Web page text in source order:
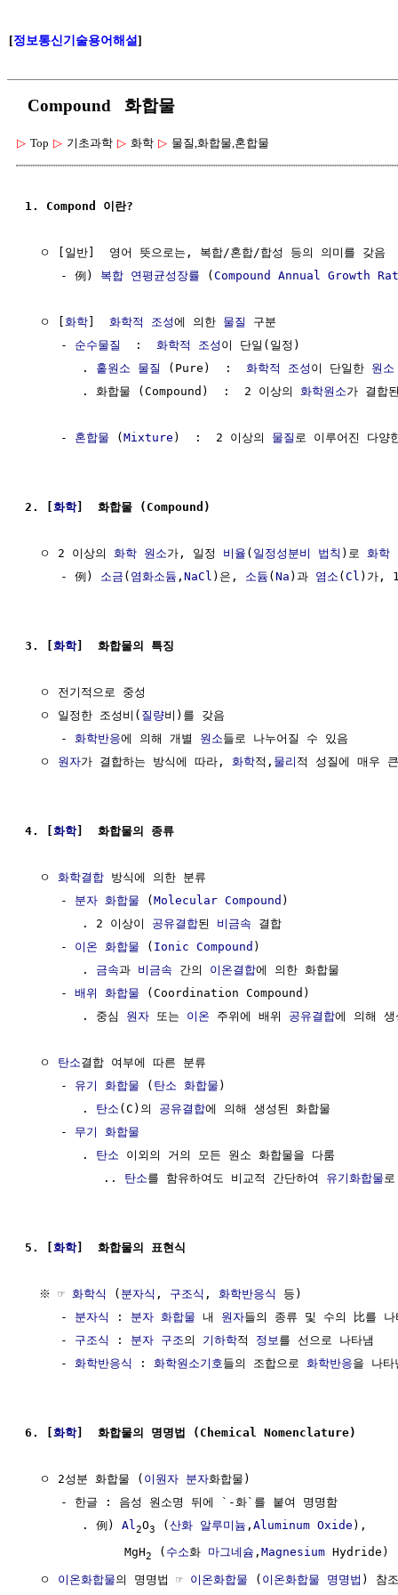
[정보통신기술용어해설]
Compound 화합물
▷ Top ▷ 기초과학 ▷ 화학 ▷ 물질,화합물,혼합물
1. Compond 이란?
  ㅇ [일반]  영어 뜻으로는, 복합/혼합/합성 등의 의미를 갖음
     - 例)
복합 연평균성장률 (Compound Annual Growth
  ㅇ [
화학] 화학적 조성에 의한 물질
구분
     -
순수물질
  :
화학적 조성 이 단일(일정)
        .
홑원소 물질 (Pure)  : 화학적 조성 이 단일한 원소
        . 화합물 (Compound)  :  2 이상의
화학원소가 결합
     -
혼합물 (Mixture )  :  2 이상의 물질 로 이루어진 다
2. [화학]  화합물 (Compound)
  ㅇ 2 이상의
화학 원소가, 일정 비율 ( 일정성분비 법칙 )로 화학
     - 例)
소금 ( 염화소듐 , NaCl )은, 소듐 (Na )과 염소 (Cl )가,
3. [화학]  화합물의 특징
  ㅇ 전기적으로 중성
  ㅇ 일정한 조성비(
질량비)를 갖음
     -
화학반응에 의해 개별 원소들로 나누어질 수 있음
  ㅇ
원자가 결합하는 방식에 따라, 화학적, 물리 적 성질에 매우
4. [화학]  화합물의 종류
  ㅇ
화학결합 방식에 의한 분류
     -
분자 화합물 (Molecular Compound )
        . 2 이상이
공유결합된 비금속 결합
     -
이온 화합물 ( Ionic Compound )
        .
금속과 비금속 간의 이온결합에 의한 화합물
     -
배위 화합물 (Coordination Compound)
        . 중심
원자 또는 이온 주위에 배위 공유결합에 의해
  ㅇ
탄소결합 여부에 따른 분류
     -
유기 화합물 ( 탄소 화합물 )
        .
탄소 (C)의 공유결합에 의해 생성된 화합물
     -
무기 화합물
        .
탄소 이외의 거의 모든 원소 화합물을 다룸
           ..
탄소를 함유하여도 비교적 간단하여 유기화합물
5. [화학]  화합물의 표현식
  ※ ☞
화학식 ( 분자식 , 구조식 , 화학반응식
등)
     -
분자식 : 분자 화합물 내 원자들의 종류 및 수의 比를 나
     -
구조식 : 분자 구조의 기하학적 정보 를 선으로 나타냄
     -
화학반응식 : 화학원소기호들의 조합으로 화학반응을 나
6. [화학]  화합물의 명명법 (Chemical Nomenclature)
  ㅇ 2성분 화합물 (
이원자 분자화합물)
     - 한글 : 음성 원소명 뒤에 `-화`를 붙여 명명함
        . 例)
Al 2O3 (산화 알루미늄 , Aluminum Oxide ),
              MgH
2 ( 수소화 마그네슘 , Magnesium Hydride)
  ㅇ
이온화합물의 명명법 ☞ 이온화합물 ( 이온화합물 명명법 ) 참조